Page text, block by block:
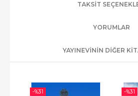
TAKSIT
YORUMLAR
YAYINEVININ DIĞER
-%31 -%31